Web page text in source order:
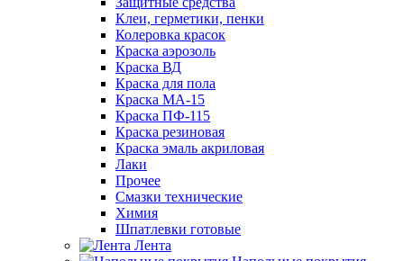
Клеи, герметики, пенки
Колеровка красок
Краска аэрозоль
Краска ВД
Краска для пола
Краска МА-15
Краска ПФ-115
Краска резиновая
Краска эмаль акриловая
Лаки
Прочее
Смазки технические
Химия
Шпатлевки готовые
Лента